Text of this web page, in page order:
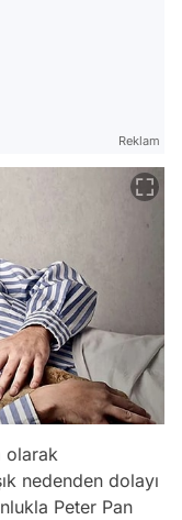
Reklam
olarak
nedenden dolayı
Peter Pan